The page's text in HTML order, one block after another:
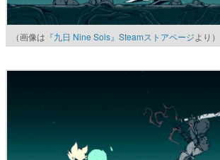
（画像は 『九日 Nine Sols』Steamストアページより）